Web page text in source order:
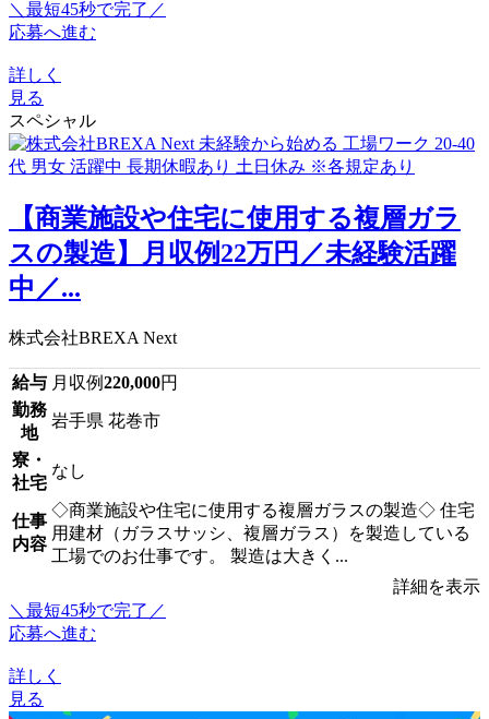
＼最短45秒で完了／
応募へ進む
詳しく
見る
スペシャル
【商業施設や住宅に使用する複層ガラ
スの製造】月収例22万円／未経験活躍
中／...
株式会社BREXA Next
給与 月収例220,000円
勤務
地
岩手県 花巻市
寮・
社宅
なし
仕事
内容
◇商業施設や住宅に使用する複層ガラスの製造◇ 住宅
用建材（ガラスサッシ、複層ガラス）を製造している
工場でのお仕事です。 製造は大きく...
詳細を表示
＼最短45秒で完了／
応募へ進む
詳しく
見る